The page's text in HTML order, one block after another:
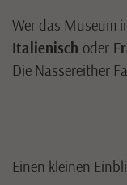
Wer das Museum
Italienisch oder
Die Nassereither
Einen kleinen